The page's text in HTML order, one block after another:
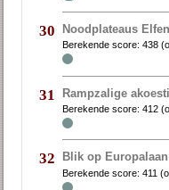
30 Noodplateaus
Berekende score:438
31 Rampzalige
Berekende score:412
32 Blik op
Berekende score:411